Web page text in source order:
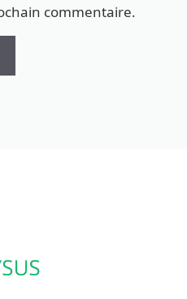
commentaire.